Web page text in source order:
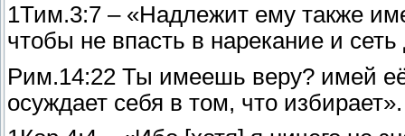
1Тим.3:7 – «Надлежит ему также
чтобы не впасть в нарекание и
Рим.14:22 Ты имеешь веру? имей
осуждает себя в том, что избирает».